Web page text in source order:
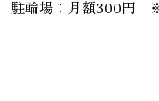
駐輪場：月額300円